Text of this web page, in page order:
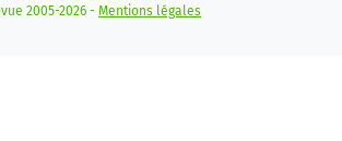
2005-2026 - Mentions légales